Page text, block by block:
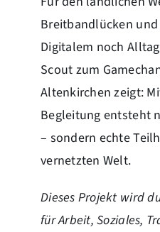
Breitbandlücken
Digitalem noch
Scout zum
Altenkirchen zeigt:
Begleitung entsteht
– sondern echte
vernetzten Welt.
Dieses Projekt wird
für Arbeit, Soziales,